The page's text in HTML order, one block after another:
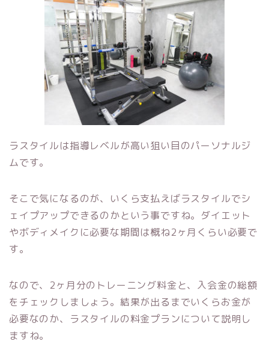
ラスタイルは指導レベルが高い狙い目のパーソナルジ
ムです。
そこで気になるのが、いくら支払えばラスタイルでシ
ェイプアップできるのかという事ですね。ダイエット
やボディメイクに必要な期間は概ね2ヶ月くらい必要で
す。
なので、2ヶ月分のトレーニング料金と、入会金の総額
をチェックしましょう。結果が出るまでいくらお金が
必要なのか、ラスタイルの料金プランについて説明し
ますね。